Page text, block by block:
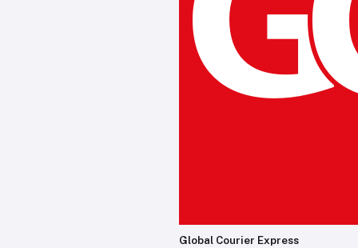
Global Courier Express